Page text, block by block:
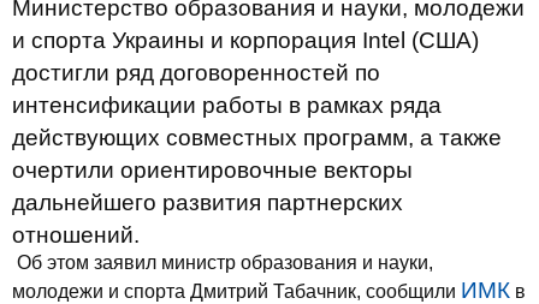
Министерство образования и науки, молодежи
и спорта Украины и корпорация Intel (США)
достигли ряд договоренностей по
интенсификации работы в рамках ряда
действующих совместных программ, а также
очертили ориентировочные векторы
дальнейшего развития партнерских
отношений.
Об этом заявил министр образования и науки,
молодежи и спорта Дмитрий Табачник, сообщили ИМК в